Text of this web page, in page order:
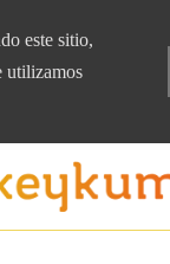
este sitio,
utilizamos
tapar la cámara